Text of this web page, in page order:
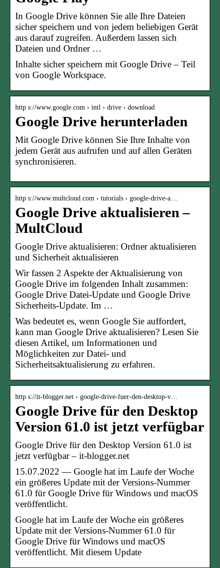
In Google Drive können Sie alle Ihre Dateien
sicher speichern und von jedem beliebigen Gerät
aus darauf zugreifen. Außerdem lassen sich
Dateien und Ordner …
Inhalte sicher speichern mit Google Drive – Teil
von Google Workspace.
http s://www.google.com › intl › drive › download
Google Drive herunterladen
Mit Google Drive können Sie Ihre Inhalte von
jedem Gerät aus aufrufen und auf allen Geräten
synchronisieren.
http s://www.multcloud.com › tutorials › google-drive-a…
Google Drive aktualisieren –
MultCloud
Google Drive aktualisieren: Ordner aktualisieren
und Sicherheit aktualisieren
Wir fassen 2 Aspekte der Aktualisierung von
Google Drive im folgenden Inhalt zusammen:
Google Drive Datei-Update und Google Drive
Sicherheits-Update. Im …
Was bedeutet es, wenn Google Sie auffordert,
kann man Google Drive aktualisieren? Lesen Sie
diesen Artikel, um Informationen und
Möglichkeiten zur Datei- und
Sicherheitsaktualisierung zu erfahren.
http s://it-blogger.net › google-drive-fuer-den-desktop-v…
Google Drive für den Desktop
Version 61.0 ist jetzt verfügbar
Google Drive für den Desktop Version 61.0 ist
jetzt verfügbar – it-blogger.net
15.07.2022 — Google hat im Laufe der Woche
ein größeres Update mit der Versions-Nummer
61.0 für Google Drive für Windows und macOS
veröffentlicht.
Google hat im Laufe der Woche ein größeres
Update mit der Versions-Nummer 61.0 für
Google Drive für Windows und macOS
veröffentlicht. Mit diesem Update